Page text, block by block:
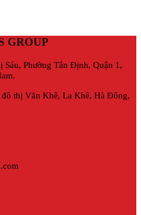
GROUP
Sáu, Phường Tân Định, Quận 1,
thị Văn Khê, La Khê, Hà Đông,